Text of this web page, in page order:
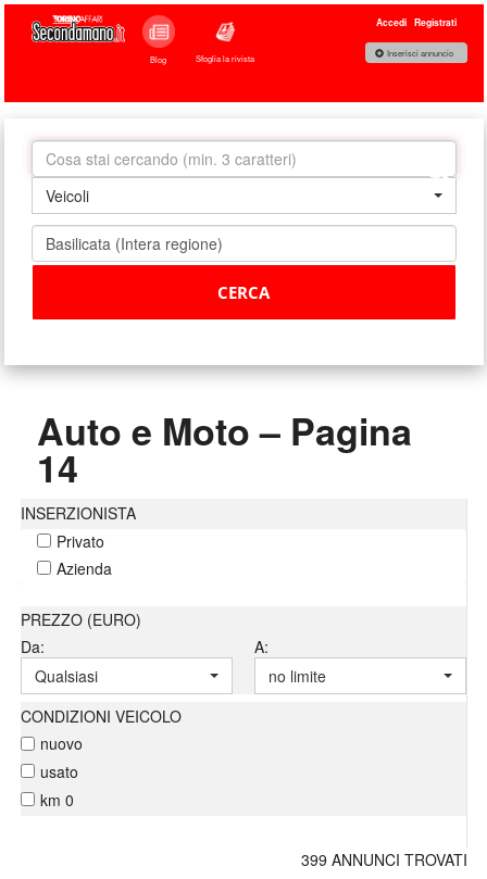
Blog Sfoglia la rivista
Accedi Registrati
Inserisci annuncio
Veicoli
Auto e Moto – Pagina
14
INSERZIONISTA
Privato
Azienda
PREZZO (EURO)
Da:
A:
Qualsiasi
no limite
CONDIZIONI VEICOLO
nuovo
usato
km 0
399 ANNUNCI TROVATI